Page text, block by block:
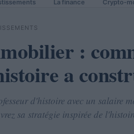
La finance Crypto-
:
a
d'histoire avec un salaire
sa stratégie inspirée de